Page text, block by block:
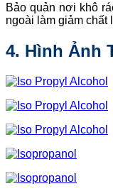
Bảo quản nơi khô
ngoài làm giảm chất
4. Hình Ảnh